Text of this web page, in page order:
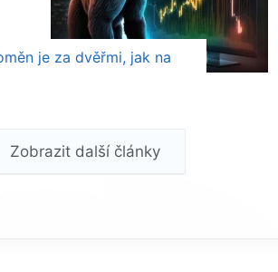
je za dvěřmi, jak na
Zobrazit další články